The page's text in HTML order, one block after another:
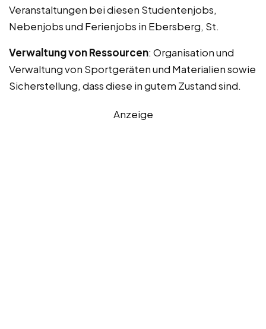
Veranstaltungen bei diesen Studentenjobs,
Nebenjobs und Ferienjobs in Ebersberg, St.
Verwaltung von Ressourcen: Organisation und
Verwaltung von Sportgeräten und Materialien sowie
Sicherstellung, dass diese in gutem Zustand sind.
Anzeige